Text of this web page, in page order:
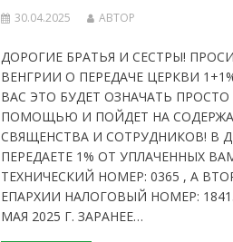
30.04.2025 АВТОР
ДОРОГИЕ БРАТЬЯ И СЕСТРЫ!
ВЕНГРИИ О ПЕРЕДАЧЕ ЦЕРКВИ
ВАС ЭТО БУДЕТ ОЗНАЧАТЬ
ПОМОЩЬЮ И ПОЙДЕТ НА
СВЯЩЕНСТВА И СОТРУДНИКОВ! В
ПЕРЕДАЕТЕ 1% ОТ УПЛАЧЕННЫХ
ТЕХНИЧЕСКИЙ НОМЕР: 0365 , А
ЕПАРХИИ НАЛОГОВЫЙ НОМЕР:
МАЯ 2025 Г. ЗАРАНЕЕ…